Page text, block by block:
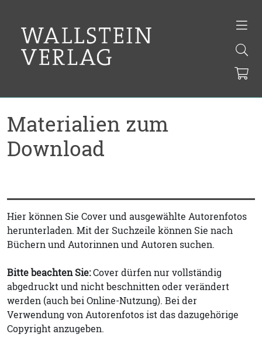
Materialien zum
Download
Hier können Sie Cover und ausgewählte Autorenfotos
herunterladen. Mit der Suchzeile können Sie nach
Büchern und Autorinnen und Autoren suchen.
Bitte beachten Sie:Cover dürfen nur vollständig
abgedruckt und nicht beschnitten oder verändert
werden (auch bei Online-Nutzung). Bei der
Verwendung von Autorenfotos ist das dazugehörige
Copyright anzugeben.